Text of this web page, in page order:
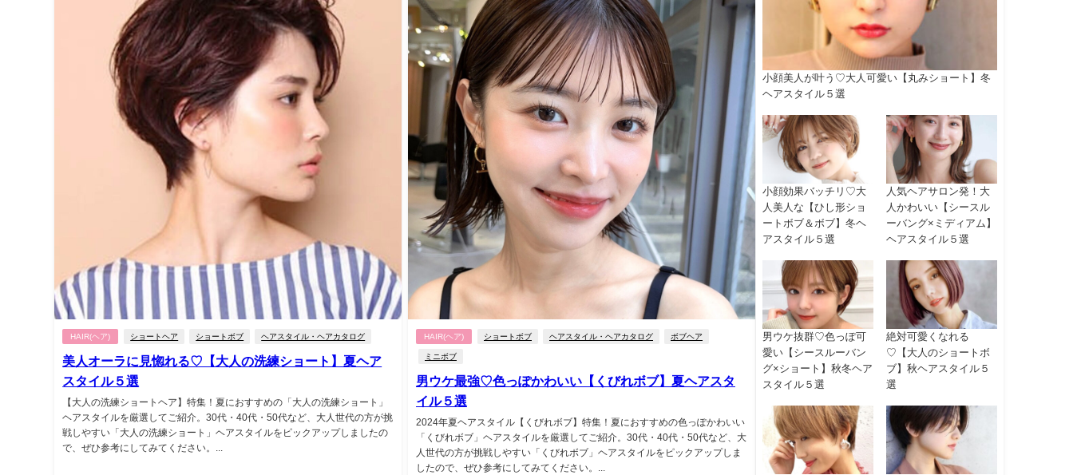
HAIR(ヘア) ショートヘア ショートボブ ヘアスタイル・ヘアカタログ
美人オーラに見惚れる♡【大人の洗練ショート】夏ヘア
スタイル５選
【大人の洗練ショートヘア】特集！夏におすすめの「大人の洗練ショート」
ヘアスタイルを厳選してご紹介。30代・40代・50代など、大人世代の方が挑
戦しやすい「大人の洗練ショート」ヘアスタイルをピックアップしましたの
で、ぜひ参考にしてみてください。...
HAIR(ヘア) ショートボブ ヘアスタイル・ヘアカタログ ボブヘア
ミニボブ
男ウケ最強♡色っぽかわいい【くびれボブ】夏ヘアスタ
イル５選
2024年夏ヘアスタイル【くびれボブ】特集！夏におすすめの色っぽかわいい
「くびれボブ」ヘアスタイルを厳選してご紹介。30代・40代・50代など、大
人世代の方が挑戦しやすい「くびれボブ」ヘアスタイルをピックアップしま
したので、ぜひ参考にしてみてください。...
小顔美人が叶う♡大人可愛い【丸みショート】冬
ヘアスタイル５選
小顔効果バッチリ♡大
人美人な【ひし形ショ
ートボブ＆ボブ】冬ヘ
アスタイル５選
人気ヘアサロン発！大
人かわいい【シースル
ーバング×ミディアム】
ヘアスタイル５選
男ウケ抜群♡色っぽ可
愛い【シースルーバン
グ×ショート】秋冬ヘア
スタイル５選
絶対可愛くなれる
♡【大人のショートボ
ブ】秋ヘアスタイル５
選